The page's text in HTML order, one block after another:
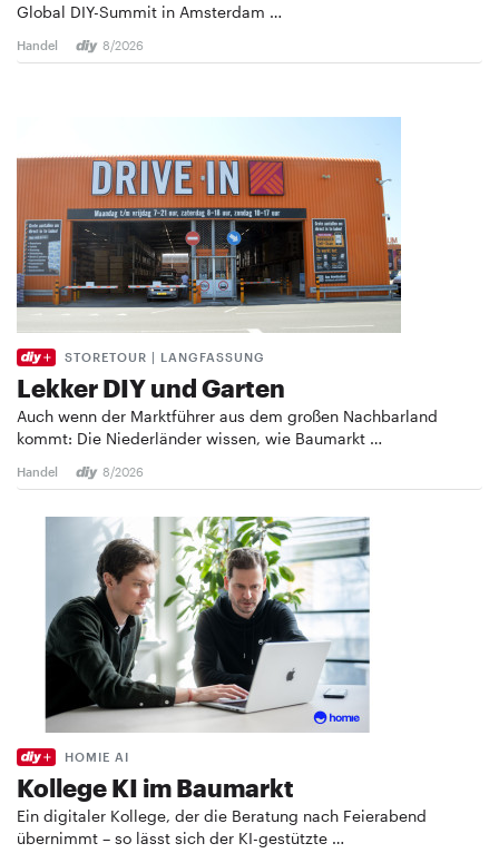
Global DIY-Summit in Amsterdam …
Handel 8/2026
STORETOUR | LANGFASSUNG
Lekker DIY und Garten
Auch wenn der Marktführer aus dem großen Nachbarland
kommt: Die Niederländer wissen, wie Baumarkt …
Handel 8/2026
HOMIE AI
Kollege KI im Baumarkt
Ein digitaler Kollege, der die Beratung nach Feierabend
übernimmt – so lässt sich der KI-gestützte …